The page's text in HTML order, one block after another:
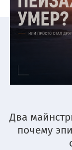
Два
почему